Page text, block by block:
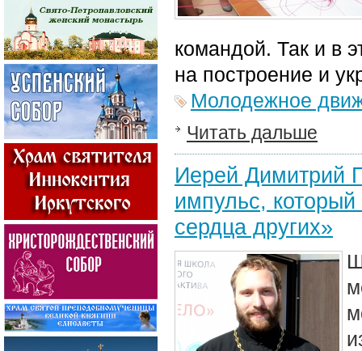
командой. Так и в
на построение и
Молодежное
Читать дальше
Иерей Димитрий
импульс,
сердца других»